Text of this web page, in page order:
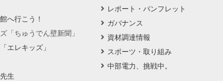
へ行こう！
「ちゅうでん壁新聞」
エレキッズ」
生
レポート・パンフレット
ガバナンス
資材調達情報
スポーツ・取り組み
中部電力、挑戦中。